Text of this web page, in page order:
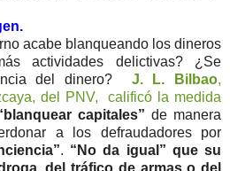
acabe blanqueando los dineros
actividades delictivas? ¿Se
del dinero? J. L. Bilbao,
del PNV, calificó la medida
capitales” de manera
a los defraudadores por
. “No da igual” que su